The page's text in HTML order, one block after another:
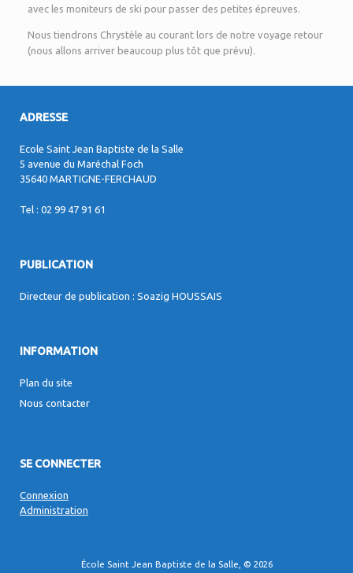
avec les moniteurs de ski pour passer des petites épreuves.
Nous tiendrons Chrystèle au courant lors de notre voyage retour
(nous allons arriver beaucoup plus tôt que prévu).
ADRESSE
Ecole Saint Jean Baptiste de la Salle
5 avenue du Maréchal Foch
35640 MARTIGNE-FERCHAUD
Tel : 02 99 47 91 61
PUBLICATION
Directeur de publication : Soazig HOUSSAIS
INFORMATION
Plan du site
Nous contacter
SE CONNECTER
Connexion
Administration
École Saint Jean Baptiste de la Salle, © 2026